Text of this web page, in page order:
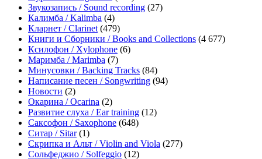
Звукозапись / Sound recording (27)
Калимба / Kalimba (4)
Кларнет / Clarinet (479)
Книги и Сборники / Books and Collections (4 677)
Ксилофон / Xylophone (6)
Маримба / Marimba (7)
Минусовки / Backing Tracks (84)
Написание песен / Songwriting (94)
Новости (2)
Окарина / Ocarina (2)
Развитие слуха / Ear training (12)
Саксофон / Saxophone (648)
Ситар / Sitar(1)
Скрипка и Альт / Violin and Viola (277)
Сольфеджио / Solfeggio (12)